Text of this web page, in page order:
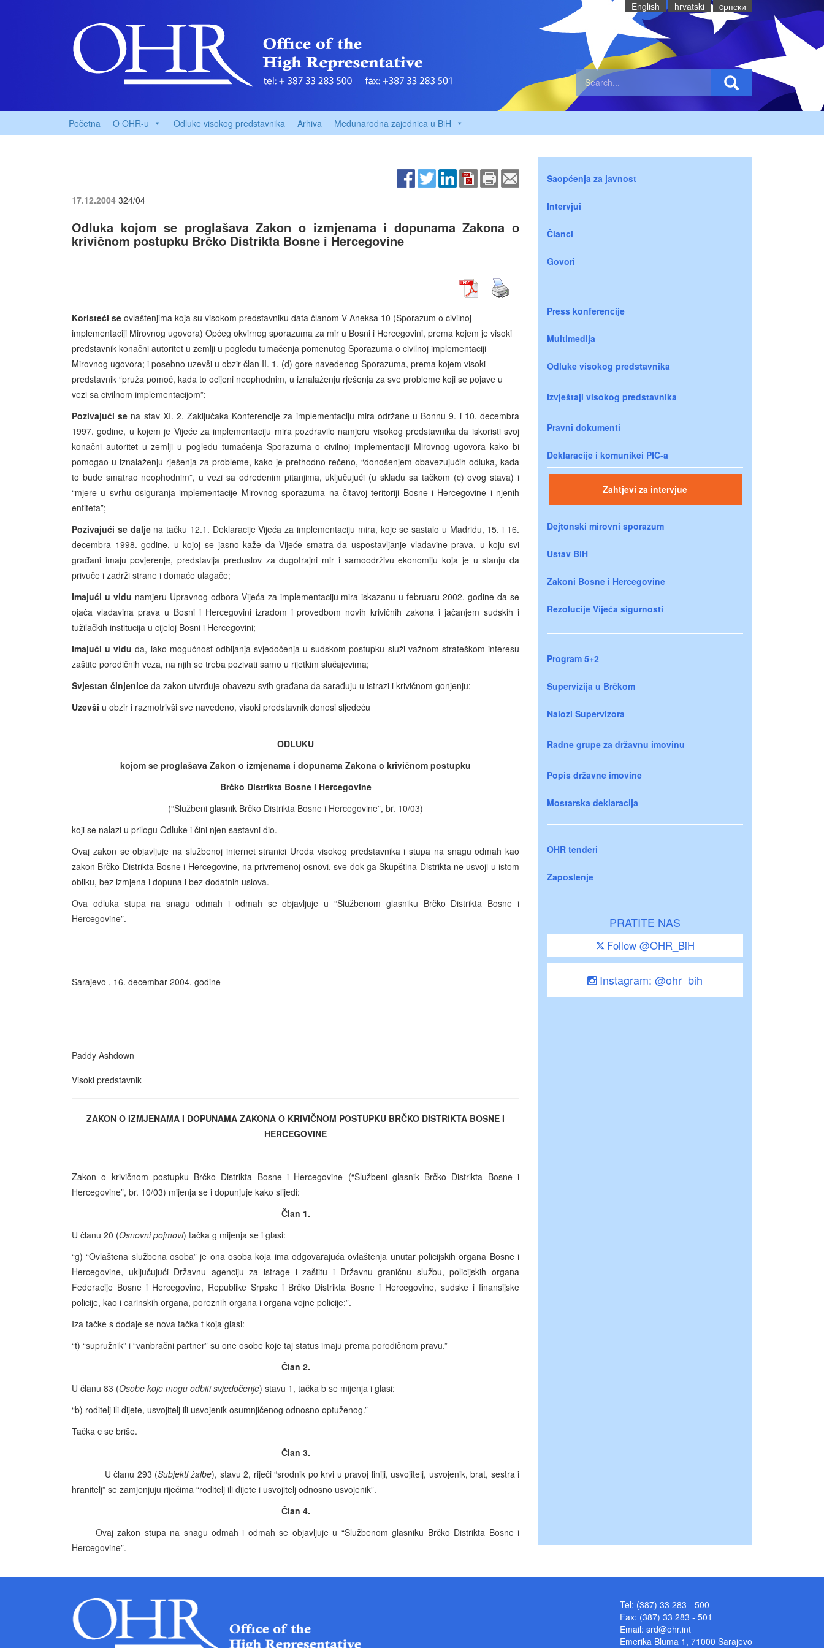
English hrvatski cрпски
Početna O OHR-u Odluke visokog predstavnika Arhiva Međunarodna zajednica u BiH
17.12.2004 324/04
Odluka kojom se proglašava Zakon o izmjenama i dopunama Zakona o
krivičnom postupku Brčko Distrikta Bosne i Hercegovine
Koristeći se ovlaštenjima koja su visokom predstavniku data članom V Aneksa 10 (Sporazum o civilnoj
implementaciji Mirovnog ugovora) Općeg okvirnog sporazuma za mir u Bosni i Hercegovini, prema kojem je visoki
predstavnik konačni autoritet u zemlji u pogledu tumačenja pomenutog Sporazuma o civilnoj implementaciji
Mirovnog ugovora; i posebno uzevši u obzir član II. 1. (d) gore navedenog Sporazuma, prema kojem visoki
predstavnik “pruža pomoć, kada to ocijeni neophodnim, u iznalaženju rješenja za sve probleme koji se pojave u
vezi sa civilnom implementacijom”;
Pozivajući se na stav XI. 2. Zaključaka Konferencije za implementaciju mira održane u Bonnu 9. i 10. decembra
1997. godine, u kojem je Vijeće za implementaciju mira pozdravilo namjeru visokog predstavnika da iskoristi svoj
konačni autoritet u zemlji u pogledu tumačenja Sporazuma o civilnoj implementaciji Mirovnog ugovora kako bi
pomogao u iznalaženju rješenja za probleme, kako je prethodno rečeno, “donošenjem obavezujućih odluka, kada
to bude smatrao neophodnim”, u vezi sa određenim pitanjima, uključujući (u skladu sa tačkom (c) ovog stava) i
“mjere u svrhu osiguranja implementacije Mirovnog sporazuma na čitavoj teritoriji Bosne i Hercegovine i njenih
entiteta”;
Pozivajući se daljena tačku 12.1. Deklaracije Vijeća za implementaciju mira, koje se sastalo u Madridu, 15. i 16.
decembra 1998. godine, u kojoj se jasno kaže da Vijeće smatra da uspostavljanje vladavine prava, u koju svi
građani imaju povjerenje, predstavlja preduslov za dugotrajni mir i samoodrživu ekonomiju koja je u stanju da
privuče i zadrži strane i domaće ulagače;
Imajući u vidu namjeru Upravnog odbora Vijeća za implementaciju mira iskazanu u februaru 2002. godine da se
ojača vladavina prava u Bosni i Hercegovini izradom i provedbom novih krivičnih zakona i jačanjem sudskih i
tužilačkih institucija u cijeloj Bosni i Hercegovini;
Imajući u viduda, iako mogućnost odbijanja svjedočenja u sudskom postupku služi važnom strateškom interesu
zaštite porodičnih veza, na njih se treba pozivati samo u rijetkim slučajevima;
Svjestan činjenice da zakon utvrđuje obavezu svih građana da sarađuju u istrazi i krivičnom gonjenju;
Uzevši u obzir i razmotrivši sve navedeno, visoki predstavnik donosi sljedeću
ODLUKU
kojom se proglašava Zakon o izmjenama i dopunama Zakona o krivičnom postupku
Brčko Distrikta Bosne i Hercegovine
(“Službeni glasnik Brčko Distrikta Bosne i Hercegovine”, br. 10/03)
koji se nalazi u prilogu Odluke i čini njen sastavni dio.
Ovaj zakon se objavljuje na službenoj internet stranici Ureda visokog predstavnika i stupa na snagu odmah kao
zakon Brčko Distrikta Bosne i Hercegovine, na privremenoj osnovi, sve dok ga Skupština Distrikta ne usvoji u istom
obliku, bez izmjena i dopuna i bez dodatnih uslova.
Ova odluka stupa na snagu odmah i odmah se objavljuje u “Službenom glasniku Brčko Distrikta Bosne i
Hercegovine”.
Sarajevo , 16. decembar 2004. godine
Paddy Ashdown
Visoki predstavnik
ZAKON O IZMJENAMA I DOPUNAMA ZAKONA O KRIVIČNOM POSTUPKU BRČKO DISTRIKTA BOSNE I
HERCEGOVINE
Zakon o krivičnom postupku Brčko Distrikta Bosne i Hercegovine (“Službeni glasnik Brčko Distrikta Bosne i
Hercegovine”, br. 10/03) mijenja se i dopunjuje kako slijedi:
Član 1.
U članu 20 (Osnovni pojmovi) tačka g mijenja se i glasi:
“g) “Ovlaštena službena osoba” je ona osoba koja ima odgovarajuća ovlaštenja unutar policijskih organa Bosne i
Hercegovine, uključujući Državnu agenciju za istrage i zaštitu i Državnu graničnu službu, policijskih organa
Federacije Bosne i Hercegovine, Republike Srpske i Brčko Distrikta Bosne i Hercegovine, sudske i finansijske
policije, kao i carinskih organa, poreznih organa i organa vojne policije;”.
Iza tačke s dodaje se nova tačka t koja glasi:
“t) “supružnik” i “vanbračni partner” su one osobe koje taj status imaju prema porodičnom pravu.”
Član 2.
U članu 83 (Osobe koje mogu odbiti svjedočenje) stavu 1, tačka b se mijenja i glasi:
“b) roditelj ili dijete, usvojitelj ili usvojenik osumnjičenog odnosno optuženog.”
Tačka c se briše.
Član 3.
U članu 293 (Subjekti žalbe), stavu 2, riječi “srodnik po krvi u pravoj liniji, usvojitelj, usvojenik, brat, sestra i
hranitelj” se zamjenjuju riječima “roditelj ili dijete i usvojitelj odnosno usvojenik”.
Član 4.
Ovaj zakon stupa na snagu odmah i odmah se objavljuje u “Službenom glasniku Brčko Distrikta Bosne i
Hercegovine”.
Saopćenja za javnost
Intervjui
Članci
Govori
Press konferencije
Multimedija
Odluke visokog predstavnika
Izvještaji visokog predstavnika
Pravni dokumenti
Deklaracije i komunikei PIC-a
Zahtjevi za intervjue
Dejtonski mirovni sporazum
Ustav BiH
Zakoni Bosne i Hercegovine
Rezolucije Vijeća sigurnosti
Program 5+2
Supervizija u Brčkom
Nalozi Supervizora
Radne grupe za državnu imovinu
Popis državne imovine
Mostarska deklaracija
OHR tenderi
Zaposlenje
PRATITE NAS
Follow @OHR_BiH
Instagram: @ohr_bih
Tel: (387) 33 283 - 500
Fax: (387) 33 283 - 501
Email: srd@ohr.int
Emerika Bluma 1, 71000 Sarajevo